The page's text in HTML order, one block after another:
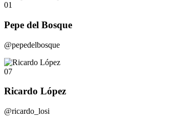
01
Pepe del Bosque
@pepedelbosque
07
Ricardo López
@ricardo_losi